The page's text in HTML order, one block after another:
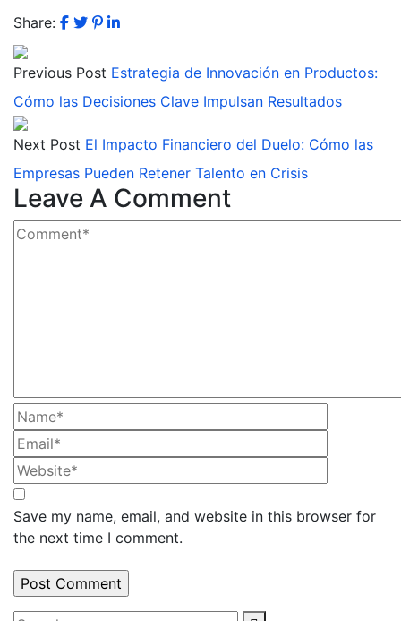
Share:
Previous Post Estrategia de Innovación en Productos:
Cómo las Decisiones Clave Impulsan Resultados
Next Post El Impacto Financiero del Duelo: Cómo las
Empresas Pueden Retener Talento en Crisis
Leave A Comment
Save my name, email, and website in this browser for
the next time I comment.